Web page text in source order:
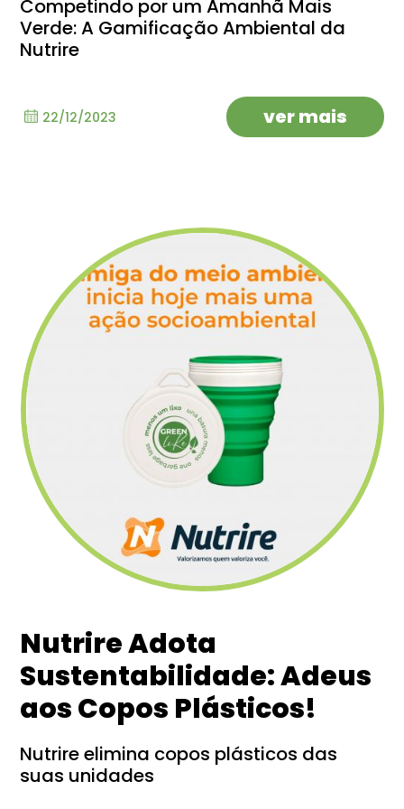
Competindo por um Amanhã Mais
Verde: A Gamificação Ambiental da
Nutrire
22/12/2023 ver mais
Nutrire Adota
Sustentabilidade: Adeus
aos Copos Plásticos!
Nutrire elimina copos plásticos das
suas unidades